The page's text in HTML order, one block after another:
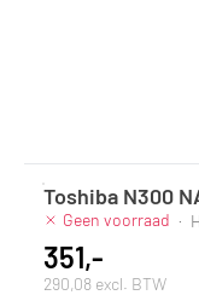
Toshiba N300
Geen voorraad ·
351,-
290,08 excl. BTW